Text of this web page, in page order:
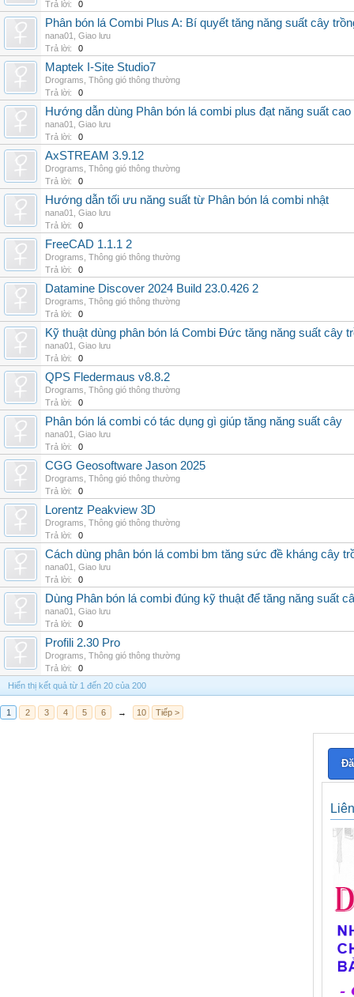
Trả lời:
0
Phân bón lá Combi Plus A: Bí quyết tăng năng suất cây
nana01
Giao lưu
Trả lời:
0
Maptek I-Site Studio7
Drograms Thông gió thông thường
Trả lời:
0
Hướng dẫn dùng Phân bón lá combi plus đạt năng suất cao
nana01
Giao lưu
Trả lời:
0
AxSTREAM 3.9.12
Drograms Thông gió thông thường
Trả lời:
0
Hướng dẫn tối ưu năng suất từ Phân bón lá combi nhật
nana01
Giao lưu
Trả lời:
0
FreeCAD 1.1.1 2
Drograms Thông gió thông thường
Trả lời:
0
Datamine Discover 2024 Build 23.0.426 2
Drograms Thông gió thông thường
Trả lời:
0
Kỹ thuật dùng phân bón lá Combi Đức tăng năng suất cây
nana01
Giao lưu
Trả lời:
0
QPS Fledermaus v8.8.2
Drograms Thông gió thông thường
Trả lời:
0
Phân bón lá combi có tác dụng gì giúp tăng năng suất cây
nana01
Giao lưu
Trả lời:
0
CGG Geosoftware Jason 2025
Drograms Thông gió thông thường
Trả lời:
0
Lorentz Peakview 3D
Drograms Thông gió thông thường
Trả lời:
0
Cách dùng phân bón lá combi bm tăng sức đề kháng cây
nana01
Giao lưu
Trả lời:
0
Dùng Phân bón lá combi đúng kỹ thuật để tăng năng suất
nana01
Giao lưu
Trả lời:
0
Profili 2.30 Pro
Drograms Thông gió thông thường
Trả lời:
0
Hiển thị kết quả từ 1 đến 20 của 200
1 2 3 4 5 6 → 10 Tiếp >